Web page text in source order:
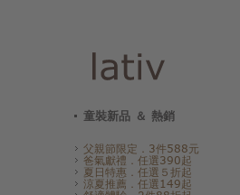
童裝新品 ＆ 熱銷
父親節限定．3件588元
爸氣獻禮．任選390起
夏日特惠．任選５折起
涼夏推薦．任選149起